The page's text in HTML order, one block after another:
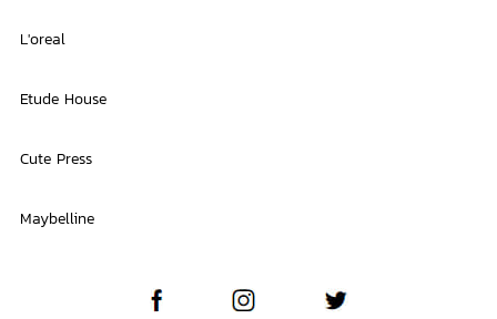
L'oreal
Etude House
Cute Press
Maybelline